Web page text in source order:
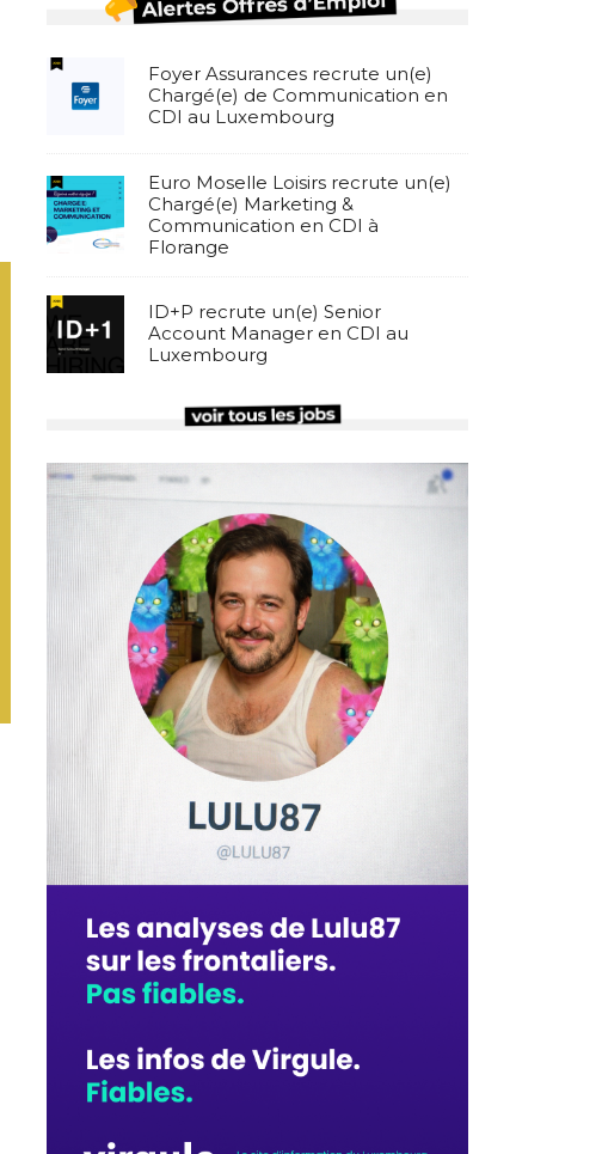
Foyer Assurances recrute un(e)
Chargé(e) de Communication en
CDI au Luxembourg
Euro Moselle Loisirs recrute un(e)
Chargé(e) Marketing &
Communication en CDI à
Florange
ID+P recrute un(e) Senior
Account Manager en CDI au
Luxembourg